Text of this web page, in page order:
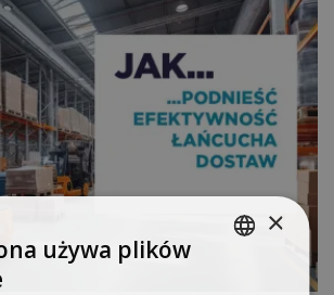
×
używa plików